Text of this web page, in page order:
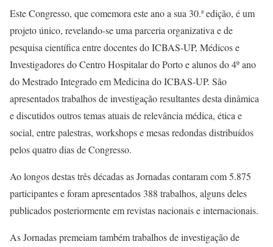
Este Congresso, que comemora este ano a sua 30.ª edição, é um
projeto único, revelando-se uma parceria organizativa e de
pesquisa científica entre docentes do ICBAS-UP, Médicos e
Investigadores do Centro Hospitalar do Porto e alunos do 4º ano
do Mestrado Integrado em Medicina do ICBAS-UP. São
apresentados trabalhos de investigação resultantes desta dinâmica
e discutidos outros temas atuais de relevância médica, ética e
social, entre palestras, workshops e mesas redondas distribuídos
pelos quatro dias de Congresso.
Ao longos destas três décadas as Jornadas contaram com 5.875
participantes e foram apresentados 388 trabalhos, alguns deles
publicados posteriormente em revistas nacionais e internacionais.
As Jornadas premeiam também trabalhos de investigação de